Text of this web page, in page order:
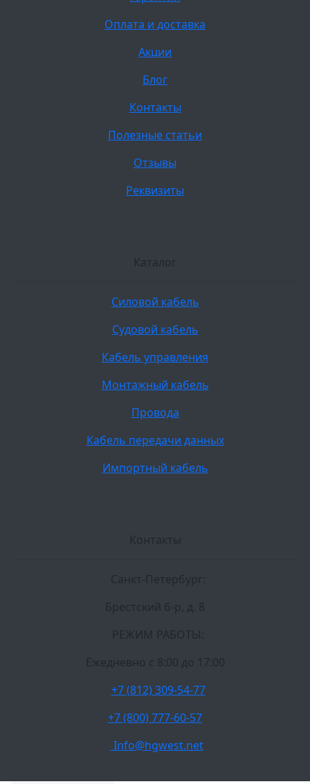
Оплата и доставка
Акции
Блог
Контакты
Полезные статьи
Отзывы
Реквизиты
Каталог
Силовой кабель
Судовой кабель
Кабель управления
Монтажный кабель
Провода
Кабель передачи данных
Импортный кабель
Контакты
Санкт-Петербург:
Брестский б-р, д. 8
РЕЖИМ РАБОТЫ:
Ежедневно c 8:00 до 17:00
+7 (812) 309-54-77
+7 (800) 777-60-57
Info@hgwest.net